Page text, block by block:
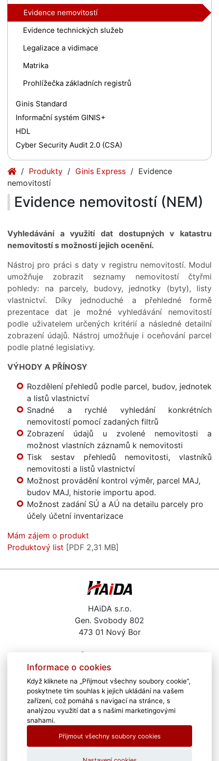
Evidence nemovitostí
Evidence technických služeb
Legalizace a vidimace
Matrika
Prohlížečka základních registrů
Ginis Standard
Informační systém GINIS+
HDL
Cyber Security Audit 2.0 (CSA)
Produkty (current)
Ginis Express (current)
Evidence
nemovitostí
Evidence nemovitostí (NEM)
Vyhledávání a využití dat dostupných v katastru
nemovitostí s možností jejich ocenění.
Nástroj pro práci s daty v registru nemovitostí. Modul
umožňuje zobrazit seznamy nemovitostí čtyřmi
pohledy: na parcely, budovy, jednotky (byty), listy
vlastnictví. Díky jednoduché a přehledné formě
prezentace dat je možné vyhledávání nemovitostí
podle uživatelem určených kritérií a následné detailní
zobrazení údajů. Nástroj umožňuje i oceňování parcel
podle platné legislativy.
VÝHODY A PŘÍNOSY
Rozdělení přehledů podle parcel, budov, jednotek
a listů vlastnictví
Snadné a rychlé vyhledání konkrétních
nemovitostí pomocí zadaných filtrů
Zobrazení údajů u zvolené nemovitosti a
možnost vlastních záznamů k nemovitosti
Tisk sestav přehledů nemovitosti, vlastníků
nemovitosti a listů vlastnictví
Možnost provádění kontrol výměr, parcel MAJ,
budov MAJ, historie importu apod.
Možnost zadání SÚ a AÚ na detailu parcely pro
účely účetní inventarizace
Mám zájem o produkt
Produktový list [PDF 2,31 MB]
HAiDA s.r.o.
Gen. Svobody 802
473 01 Nový Bor
haida@haida.cz
Kariéra
Školení
Zajímavé odkazy
Download
Informace o cookies
Když kliknete na „Přijmout všechny soubory cookie“,
poskytnete tím souhlas k jejich ukládání na vašem
zařízení, což pomáhá s navigací na stránce, s
analýzou využití dat a s našimi marketingovými
snahami.
Přijmout všechny soubory cookies